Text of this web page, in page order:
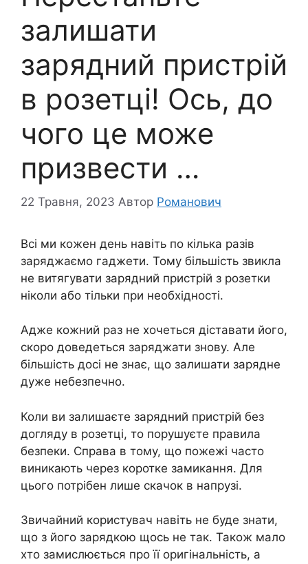
залишати
зарядний пристрій
в розетці! Ось, до
чого це може
призвести …
22 Травня, 2023 Автор Романович
Всі ми кожен день навіть по кілька разів
заряджаємо гаджети. Тому більшість звикла
не витягувати зарядний пристрій з розетки
ніколи або тільки при необхідності.
Адже кожний раз не хочеться діставати його,
скоро доведеться заряджати знову. Але
більшість досі не знає, що залишати зарядне
дуже небезпечно.
Коли ви залишаєте зарядний пристрій без
догляду в розетці, то порушуєте правила
безпеки. Справа в тому, що пожежі часто
виникають через коротке замикання. Для
цього потрібен лише скачок в напрузі.
Звичайний користувач навіть не буде знати,
що з його зарядкою щось не так. Також мало
хто замислюється про її оригінальність, а